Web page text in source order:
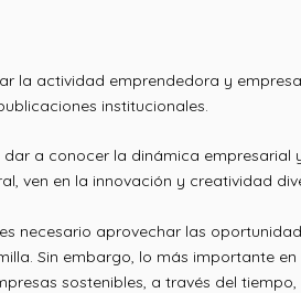
la actividad emprendedora y
institucionales.
a conocer la dinámica
ven en la innovación y creatividad
necesario aprovechar las
Sin embargo, lo más importante
sostenibles, a través del